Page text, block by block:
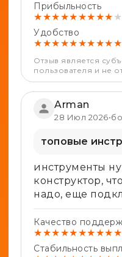
Прибыльность
★★★★★★★★★ ★
Удобство
★★★★★★★★★★
Отзыв является
пользователя и не
Arman
28 Июл 2026•
топовые
инструменты
конструктор,
надо, еще
Качество
★★★★★★★★★★
Стабильность